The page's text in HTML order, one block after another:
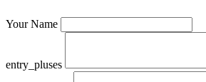
Your Name
entry_pluses